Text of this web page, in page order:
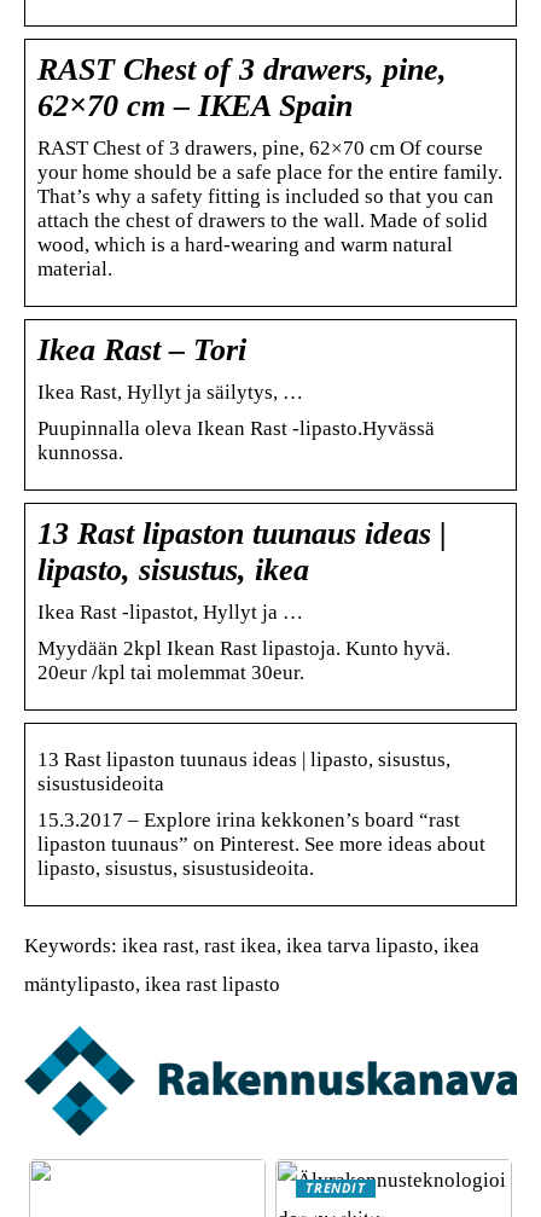
RAST Chest of 3 drawers, pine,
62×70 cm – IKEA Spain
RAST Chest of 3 drawers, pine, 62×70 cm Of course
your home should be a safe place for the entire family.
That’s why a safety fitting is included so that you can
attach the chest of drawers to the wall. Made of solid
wood, which is a hard-wearing and warm natural
material.
Ikea Rast – Tori
Ikea Rast, Hyllyt ja säilytys, …
Puupinnalla oleva Ikean Rast -lipasto.Hyvässä
kunnossa.
13 Rast lipaston tuunaus ideas |
lipasto, sisustus, ikea
Ikea Rast -lipastot, Hyllyt ja …
Myydään 2kpl Ikean Rast lipastoja. Kunto hyvä.
20eur /kpl tai molemmat 30eur.
13 Rast lipaston tuunaus ideas | lipasto, sisustus,
sisustusideoita
15.3.2017 – Explore irina kekkonen’s board “rast
lipaston tuunaus” on Pinterest. See more ideas about
lipasto, sisustus, sisustusideoita.
Keywords: ikea rast, rast ikea, ikea tarva lipasto, ikea
mäntylipasto, ikea rast lipasto
TRENDIT